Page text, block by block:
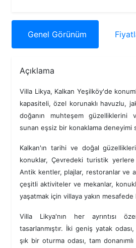
Genel Görünüm
Açıklama
Villa Likya, Kalkan Yeşilköy'de
kapasiteli, özel korunaklı havuzlu,
doğanın muhteşem
sunan eşsiz bir konaklama deneyimi
Kalkan'ın tarihi ve doğal
konuklar, Çevredeki turistik yerlere
Antik kentler, plajlar, restoranlar ve
çeşitli aktiviteler ve mekanlar,
yaşatmak için villaya yakın mesafede
Villa Likya'nın her ayrıntısı
tasarlanmıştır. İki geniş yatak
şık bir oturma odası, tam